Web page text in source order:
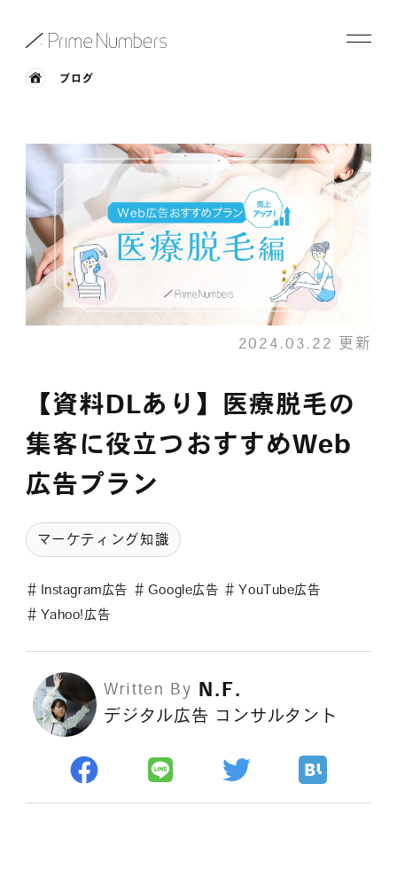
サービス一覧
特長
事例紹介
お役立ち情報
会社情報
採用情報
各種ご相談
セミナー申し込み
無料診断実施中
Webマーケティング用語集
ブログ
2024.03.22 更新
【資料DLあり】医療脱毛の
集客に役立つおすすめWeb
広告プラン
マーケティング知識
＃ Instagram広告 ＃ Google広告 ＃ YouTube広告
＃ Yahoo!広告
Written By N.F.
デジタル広告 コンサルタント